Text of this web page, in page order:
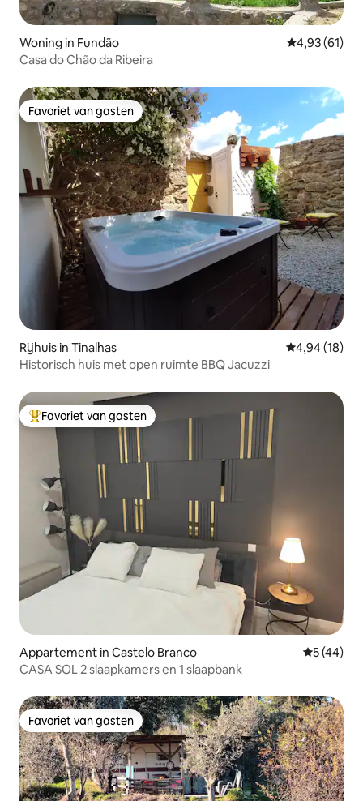
Woning in Fundão Gemiddelde
4,93 (61)
Casa do Chão da Ribeira
Favoriet van gasten
Favoriet van gasten
Rijhuis in Tinalhas Gemiddelde
4,94 (18)
Historisch huis met open ruimte BBQ Jacuzzi
Topfavoriet van gasten
Favoriet van gasten
Appartement in Castelo Branco
5 (44)
CASA SOL 2 slaapkamers en 1 slaapbank
Favoriet van gasten
Favoriet van gasten